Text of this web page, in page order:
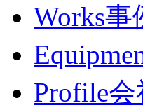
Works事
Profile会